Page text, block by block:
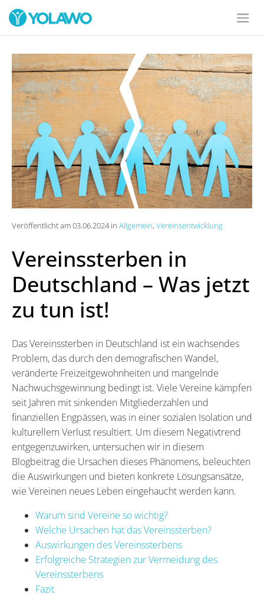
Veröffentlicht am 03.06.2024 in Allgemein, Vereinsentwicklung
Vereinssterben in
Deutschland – Was jetzt
zu tun ist!
Das Vereinssterben in Deutschland ist ein wachsendes
Problem, das durch den demografischen Wandel,
veränderte Freizeitgewohnheiten und mangelnde
Nachwuchsgewinnung bedingt ist. Viele Vereine kämpfen
seit Jahren mit sinkenden Mitgliederzahlen und
finanziellen Engpässen, was in einer sozialen Isolation und
kulturellem Verlust resultiert. Um diesem Negativtrend
entgegenzuwirken, untersuchen wir in diesem
Blogbeitrag die Ursachen dieses Phänomens, beleuchten
die Auswirkungen und bieten konkrete Lösungsansätze,
wie Vereinen neues Leben eingehaucht werden kann.
Warum sind Vereine so wichtig?
Welche Ursachen hat das Vereinssterben?
Auswirkungen des Vereinssterbens
Erfolgreiche Strategien zur Vermeidung des
Vereinssterbens
Fazit